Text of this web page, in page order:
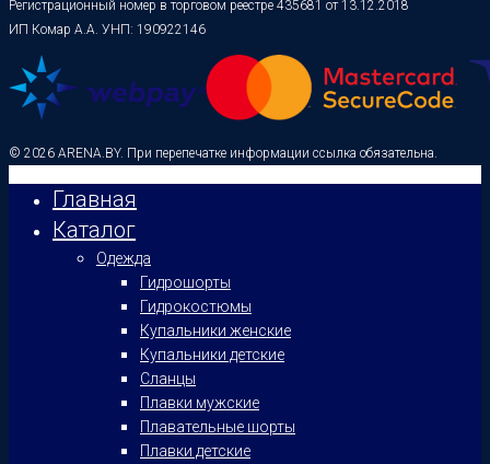
Регистрационный номер в торговом реестре 435681 от 13.12.2018
ИП Комар А.А. УНП: 190922146
© 2026 ARENA.BY. При перепечатке информации ссылка обязательна.
Главная
Каталог
Одежда
Гидрошорты
Гидрокостюмы
Купальники женские
Купальники детские
Сланцы
Плавки мужские
Плавательные шорты
Плавки детские